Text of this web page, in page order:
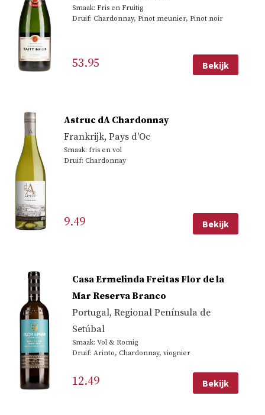
Smaak: Fris en Fruitig
Druif: Chardonnay, Pinot meunier, Pinot noir
53.95 Bekijk
Astruc dA Chardonnay
Frankrijk,Pays d'Oc
Smaak: fris en vol
Druif: Chardonnay
9.49 Bekijk
Casa Ermelinda Freitas Flor de la
Mar Reserva Branco
Portugal, Regional Península de
Setúbal
Smaak: Vol & Romig
Druif: Arinto, Chardonnay, viognier
12.49 Bekijk